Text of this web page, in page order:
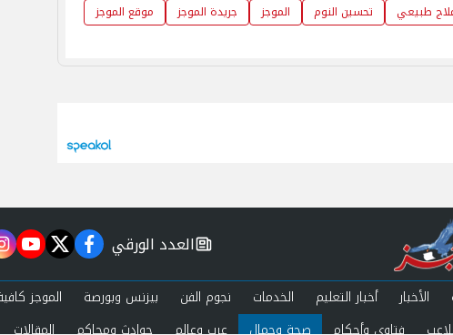
طبيعي تحسين النوم الموجز جريدة الموجز موقع الموجز
newspaper
العدد الورقي facebook
twitter
الأخبار أخبار التعليم الخدمات نجوم الفن بيزنس وبورصة
الموجز